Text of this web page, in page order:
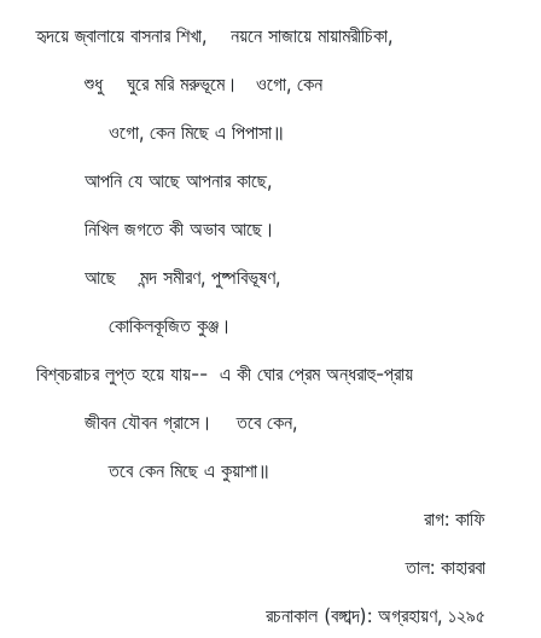
হৃদয়ে জ্বালায়ে বাসনার শিখা, নয়নে সাজায়ে মায়ামরীচিকা,
শুধু ঘুরে মরি মরুভূমে। ওগো, কেন
ওগো, কেন মিছে এ পিপাসা॥
আপনি যে আছে আপনার কাছে,
নিখিল জগতে কী অভাব আছে।
আছে মন্দ সমীরণ, পুষ্পবিভূষণ,
কোকিলকূজিত কুঞ্জ।
বিশ্বচরাচর লুপ্ত হয়ে যায়-- এ কী ঘোর প্রেম অন্ধরাহু-প্রায়
জীবন যৌবন গ্রাসে। তবে কেন,
তবে কেন মিছে এ কুয়াশা॥
রাগ: কাফি
তাল: কাহারবা
রচনাকাল (বঙ্গাব্দ): অগ্রহায়ণ, ১২৯৫